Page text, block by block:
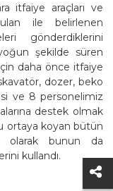
itfaiye araçları ve
ile belirlenen
gönderdiklerini
şekilde süren
daha önce itfaiye
dozer, beko
ve 8 personelimiz
destek olmak
ortaya koyan bütün
olarak bunun da
kullandı.